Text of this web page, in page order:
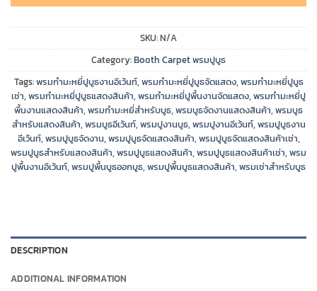
SKU:N/A
Category:Booth Carpet พรมปูบูธ
Tags:พรมกำมะหยี่ปูบูธงานอีเว้นท์, พรมกำมะหยี่ปูบูธจัดแสดง, พรมกำมะหยี่ปูบูธ
เช่า, พรมกำมะหยี่ปูบูธแสดงสินค้า, พรมกำมะหยี่ปูพื้นงานจัดแสดง, พรมกำมะหยี่ปู
พื้นงานแสดงสินค้า, พรมกำมะหยี่สำหรับบูธ, พรมบูธจัดงานแสดงสินค้า, พรมบูธ
สำหรับแสดงสินค้า, พรมบูธอีเว้นท์, พรมปูงานบูธ, พรมปูงานอีเว้นท์, พรมปูบูธงาน
อีเว้นท์, พรมปูบูธจัดงาน, พรมปูบูธจัดแสดงสินค้า, พรมปูบูธจัดแสดงสินค้าเช่า,
พรมปูบูธสำหรับแสดงสินค้า, พรมปูบูธแสดงสินค้า, พรมปูบูธแสดงสินค้าเช่า, พรม
ปูพื้นงานอีเว้นท์, พรมปูพื้นบูธออกบูธ, พรมปูพื้นบูธแสดงสินค้า, พรมเช่าสำหรับบูธ
DESCRIPTION
ADDITIONAL INFORMATION